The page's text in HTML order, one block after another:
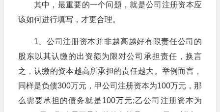
其中，最重要的一个问题，就是公司注册资本应
该如何进行填写，才更合理。
1、公司注册资本并非越高越好有限责任公司的
股东以其认缴的出资额为限对公司承担责任，换言
之，认缴的资本越高所承担的责任越大。举例而言，
同样是负债300万元，甲公司注册资本为100万元，那
么需要承担的债务就是100万元;乙公司注册资本为